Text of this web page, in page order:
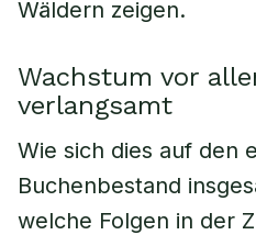
Wäldern zeigen.
Wachstum vor
verlangsamt
Wie sich dies auf den
Buchenbestand
welche Folgen in der